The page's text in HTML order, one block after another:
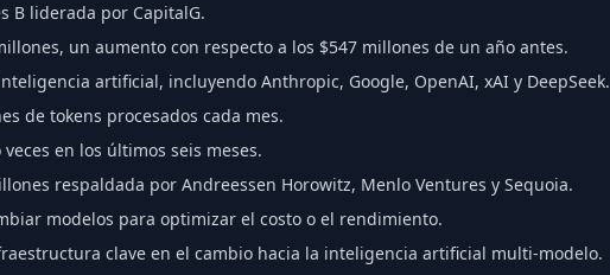
B liderada por CapitalG.
un aumento con respecto a los $547 millones de un año antes.
artificial, incluyendo Anthropic, Google, OpenAI, xAI y DeepSeek.
de tokens procesados cada mes.
en los últimos seis meses.
respaldada por Andreessen Horowitz, Menlo Ventures y Sequoia.
modelos para optimizar el costo o el rendimiento.
clave en el cambio hacia la inteligencia artificial multi-modelo.